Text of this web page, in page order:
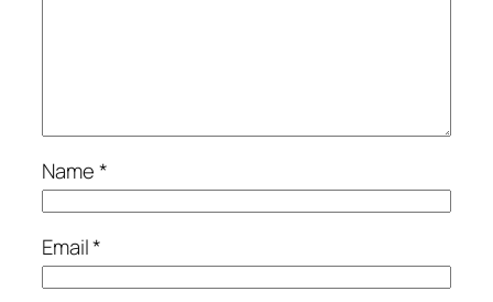
Name*
Email*